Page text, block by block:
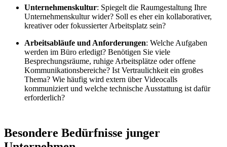
Unternehmenskultur: Spiegelt die Raumgestaltung Ihre
Unternehmenskultur wider? Soll es eher ein kollaborativer,
kreativer oder fokussierter Arbeitsplatz sein?
Arbeitsabläufe und Anforderungen: Welche Aufgaben
werden im Büro erledigt? Benötigen Sie viele
Besprechungsräume, ruhige Arbeitsplätze oder offene
Kommunikationsbereiche? Ist Vertraulichkeit ein großes
Thema? Wie häufig wird extern über Videocalls
kommuniziert und welche technische Ausstattung ist dafür
erforderlich?
Besondere Bedürfnisse junger